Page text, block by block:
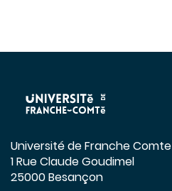
Université de Franche Comte
1 Rue Claude Goudimel
25000 Besançon